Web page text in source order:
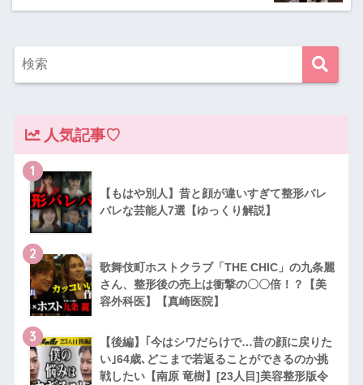
人気記事♡
1
【もはや別人】昔と顔が違いすぎて整形バレ
バレな芸能人7選【ゆっくり解説】
2
歌舞伎町ホストクラブ「THE CHIC」の九条麗
さん、整形後の売上は衝撃の〇〇倍！？【美
容外科医】【真崎医院】
3
【後編】｢今はシワだらけで…昔の顔に戻りた
い｣64歳､どこまで若返ることができるのか挑
戦したい【南原 竜樹】[23人目]美容整形版令